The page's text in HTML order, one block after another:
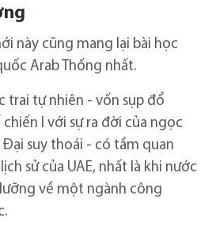
này cũng mang lại bài học
Arab Thống nhất.
trai tự nhiên - vốn sụp đổ
chiến I với sự ra đời của ngọc
suy thoái - có tầm quan
sử của UAE, nhất là khi nước
về một ngành công